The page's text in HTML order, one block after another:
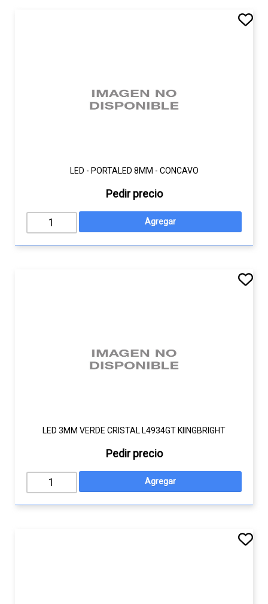
LED - PORTALED 8MM - CONCAVO
Pedir precio
LED 3MM VERDE CRISTAL L4934GT KIINGBRIGHT
Pedir precio